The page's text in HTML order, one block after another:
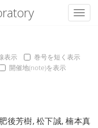
表示
巻号を短く表示
開催地(note)を表示
肥後芳樹,松下誠,楠本真